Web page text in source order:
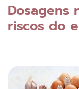
Dosagens
riscos do